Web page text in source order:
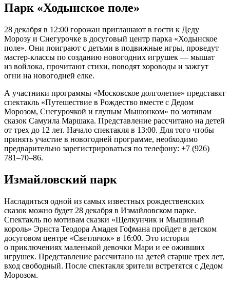
Парк «Ходынское поле»
28 декабря в 12:00 горожан приглашают в гости к Деду
Морозу и Снегурочке в досуговый центр парка «Ходынское
поле». Они поиграют с детьми в подвижные игры, проведут
мастер-классы по созданию новогодних игрушек — мышат
из войлока, прочитают стихи, поводят хороводы и зажгут
огни на новогодней елке.
А участники программы «Московское долголетие» представят
спектакль «Путешествие в Рождество вместе с Дедом
Морозом, Снегурочкой и глупым Мышонком» по мотивам
сказок Самуила Маршака. Представление рассчитано на детей
от трех до 12 лет. Начало спектакля в 13:00. Для того чтобы
принять участие в новогодней программе, необходимо
предварительно зарегистрироваться по телефону: +7 (926)
781–70–86.
Измайловский парк
Насладиться одной из самых известных рождественских
сказок можно будет 28 декабря в Измайловском парке.
Спектакль по мотивам сказки «Щелкунчик и Мышиный
король» Эрнста Теодора Амадея Гофмана пройдет в детском
досуговом центре «Светлячок» в 16:00. Это история
о приключениях маленькой девочки Мари и ее оживших
игрушек. Представление рассчитано на детей старше трех лет,
вход свободный. После спектакля зрители встретятся с Дедом
Морозом.